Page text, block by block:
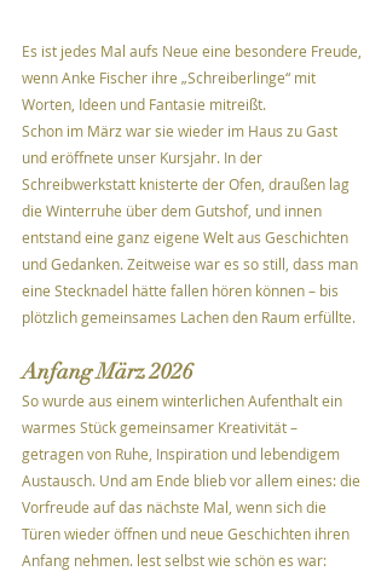
Es ist jedes Mal aufs Neue eine besondere Freude,
wenn Anke Fischer ihre „Schreiberlinge“ mit
Worten, Ideen und Fantasie mitreißt.
Schon im März war sie wieder im Haus zu Gast
und eröffnete unser Kursjahr. In der
Schreibwerkstatt knisterte der Ofen, draußen lag
die Winterruhe über dem Gutshof, und innen
entstand eine ganz eigene Welt aus Geschichten
und Gedanken. Zeitweise war es so still, dass man
eine Stecknadel hätte fallen hören können – bis
plötzlich gemeinsames Lachen den Raum erfüllte.
Anfang März 2026
So wurde aus einem winterlichen Aufenthalt ein
warmes Stück gemeinsamer Kreativität –
getragen von Ruhe, Inspiration und lebendigem
Austausch. Und am Ende blieb vor allem eines: die
Vorfreude auf das nächste Mal, wenn sich die
Türen wieder öffnen und neue Geschichten ihren
Anfang nehmen. lest selbst wie schön es war: